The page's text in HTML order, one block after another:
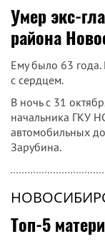
Умер экс-
района
Ему было 63
с сердцем.
В ночь с 31
начальника ГКУ
автомобильных
Зарубина.
Топ-5